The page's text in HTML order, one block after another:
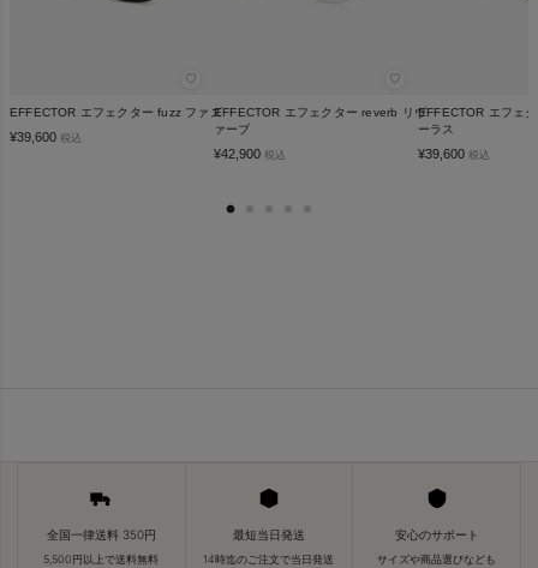
♡
EFFECTOR エフェクター fuzz ファズ
¥39,600 税込
♡
EFFECTOR エフェクター reverb リヴ
ァーブ
¥42,900 税込
EFFECTOR エフェ
ーラス
¥39,600 税込
全国一律送料 350円
5,500円以上で送料無料
最短当日発送
14時迄のご注文で当日発送
安心のサポート
サイズや商品選びなども